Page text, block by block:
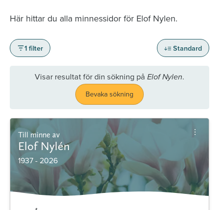
Här hittar du alla minnessidor för Elof Nylen.
1 filter Standard
Visar resultat för din sökning på Elof Nylen.
Bevaka sökning
Till minne av
Elof Nylén
1937 - 2026